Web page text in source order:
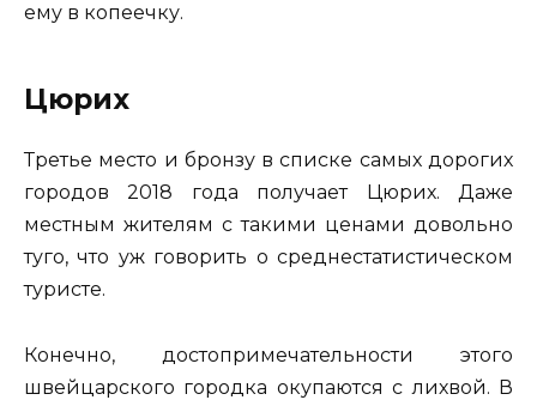
ему в копеечку.
Цюрих
Третье место и бронзу в списке самых дорогих
городов 2018 года получает Цюрих. Даже
местным жителям с такими ценами довольно
туго, что уж говорить о среднестатистическом
туристе.
Конечно, достопримечательности этого
швейцарского городка окупаются с лихвой. В